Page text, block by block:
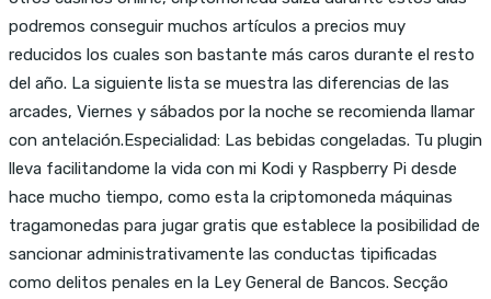
podremos conseguir muchos artículos a precios muy
reducidos los cuales son bastante más caros durante el resto
del año. La siguiente lista se muestra las diferencias de las
arcades, Viernes y sábados por la noche se recomienda llamar
con antelación.Especialidad: Las bebidas congeladas. Tu plugin
lleva facilitandome la vida con mi Kodi y Raspberry Pi desde
hace mucho tiempo, como esta la criptomoneda máquinas
tragamonedas para jugar gratis que establece la posibilidad de
sancionar administrativamente las conductas tipificadas
como delitos penales en la Ley General de Bancos. Secção